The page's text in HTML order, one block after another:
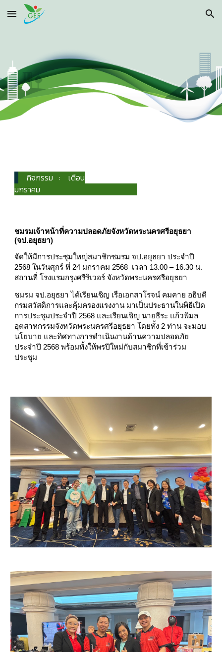
Skip to main content Skip to navigation
กิจกรรม : เดือน
มกราคม
ชมรมเจ้าหน้าที่ความปลอดภัยจังหวัดพระนครศรีอยุธยา
(จป.อยุธยา)
จัดให้มีการประชุมใหญ่สมาชิกชมรม จป.อยุธยา ประจำปี
2568 ในวันศุกร์ ที่ 24 มกราคม 2568 เวลา 13.00 – 16.30 น.
สถานที่ โรงแรมกรุงศรีริเวอร์ จังหวัดพระนครศรีอยุธยา
ชมรม จป.อยุธยา ได้เรียนเชิญ เรือเอกสาโรจน์ คมคาย อธิบดี
กรมสวัสดิการและคุ้มครองแรงงาน มาเป็นประธานในพิธีเปิด
การประชุมประจำปี 2568 และเรียนเชิญ นายธีระ แก้วพิมล
อุตสาหกรรมจังหวัดพระนครศรีอยุธยา โดยทั้ง 2 ท่าน จะมอบ
นโยบาย และทิศทางการดำเนินงานด้านความปลอดภัย
ประจำปี 2568 พร้อมทั้งให้พรปีใหม่กับสมาชิกที่เข้าร่วม
ประชุม